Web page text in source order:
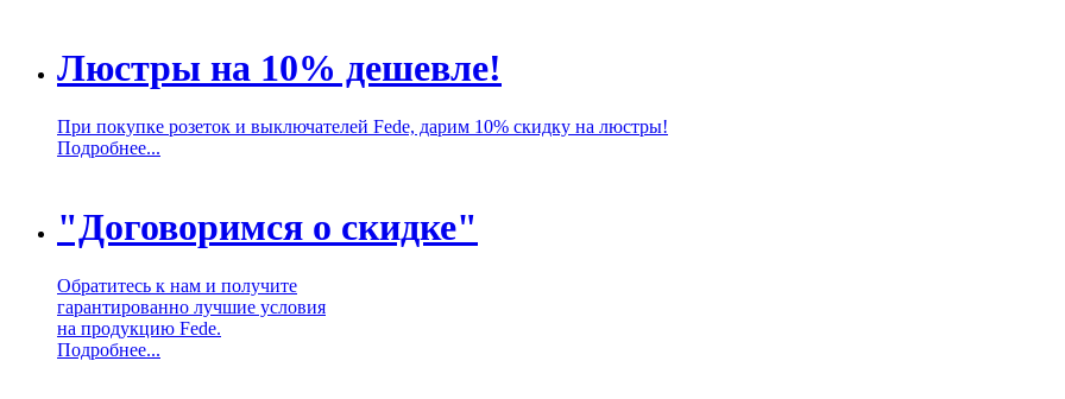
Люстры на 10% дешевле!
При покупке розеток и выключателей Fede, дарим 10% скидку на люстры!
Подробнее...
"Договоримся о скидке"
Обратитесь к нам и получите
гарантированно лучшие условия
на продукцию Fede.
Подробнее...